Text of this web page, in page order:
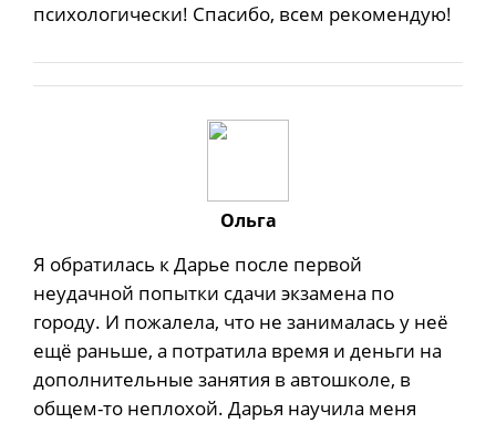
психологически! Спасибо, всем рекомендую!
Ольга
Я обратилась к Дарье после первой
неудачной попытки сдачи экзамена по
городу. И пожалела, что не занималась у неё
ещё раньше, а потратила время и деньги на
дополнительные занятия в автошколе, в
общем-то неплохой. Дарья научила меня